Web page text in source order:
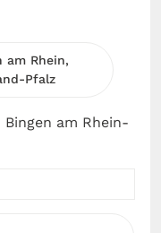
am Rhein-
am Rhein,
Pfalz